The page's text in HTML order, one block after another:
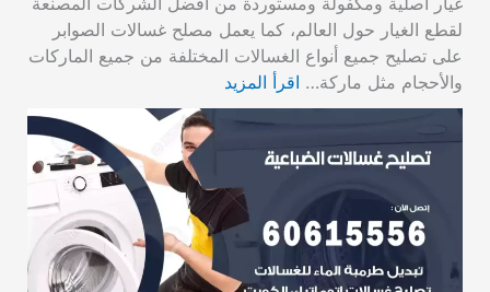
لقطع الغيار حول العالم، كما يعمل مصلح غسالات الصوابر
على تصليح جميع أنواع الغسالات المختلفة من جميع الماركات
والأحجام مثل ماركة… اقرأ المزيد